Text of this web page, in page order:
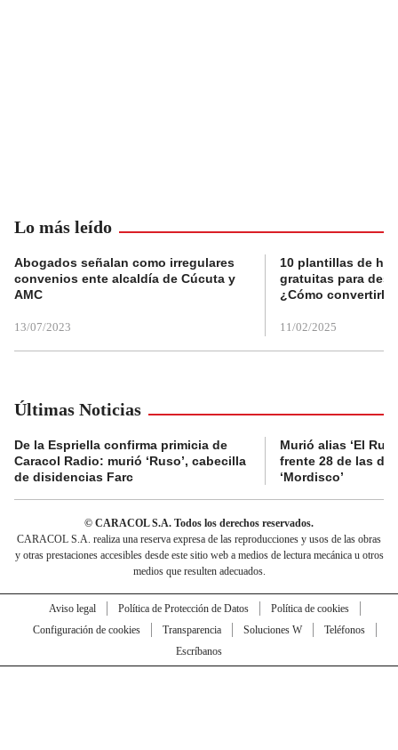
Lo más leído
Abogados señalan como irregulares
convenios ente alcaldía de Cúcuta y
AMC
13/07/2023
10 plantillas de
gratuitas para
¿Cómo convertirla
11/02/2025
Últimas Noticias
De la Espriella confirma primicia de
Caracol Radio: murió ‘Ruso’, cabecilla
de disidencias Farc
Murió alias ‘El
frente 28 de las
‘Mordisco’
© CARACOL S.A. Todos los derechos reservados.
CARACOL S.A. realiza una reserva expresa de las reproducciones y usos de las obras
y otras prestaciones accesibles desde este sitio web a medios de lectura mecánica u otros
medios que resulten adecuados.
Aviso legal Política de Protección de Datos
Política de cookies
Configuración de cookies
Transparencia Soluciones W
Teléfonos
Escríbanos